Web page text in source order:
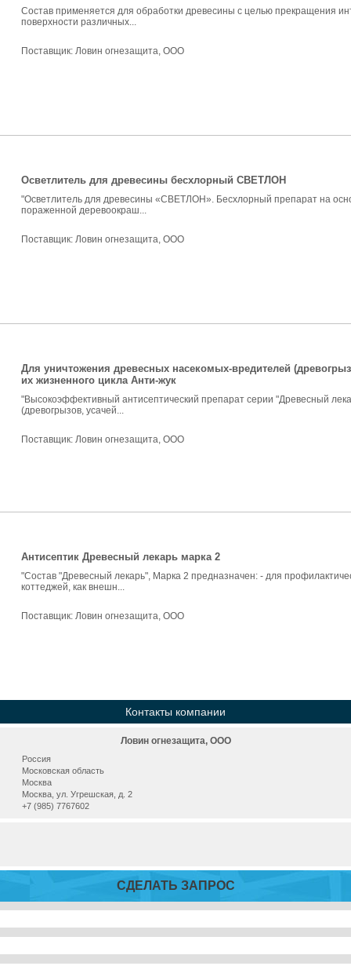
Состав применяется для обработки древесины с целью прекращения
поверхности различных...
Поставщик: Ловин огнезащита, ООО
Осветлитель для древесины бесхлорный СВЕТЛОН
"Осветлитель для древесины «СВЕТЛОН». Бесхлорный препарат на
пораженной деревоокраш...
Поставщик: Ловин огнезащита, ООО
Для уничтожения древесных насекомых-вредителей
их жизненного цикла Анти-жук
"Высокоэффективный антисептический препарат серии "Древесный
(древогрызов, усачей...
Поставщик: Ловин огнезащита, ООО
Антисептик Древесный лекарь марка 2
"Состав "Древесный лекарь", Марка 2 предназначен: - для
коттеджей, как внешн...
Поставщик: Ловин огнезащита, ООО
Контакты компании
Ловин огнезащита, ООО
Россия
Московская область
Москва
Москва, ул. Угрешская, д. 2
+7 (985) 7767602
СДЕЛАТЬ ЗАПРОС